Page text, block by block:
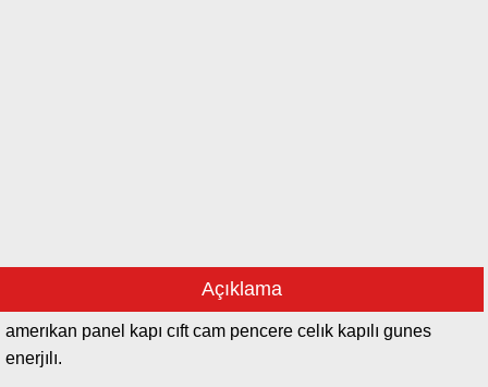
Açıklama
amerıkan panel kapı cıft cam pencere celık kapılı gunes
enerjılı.